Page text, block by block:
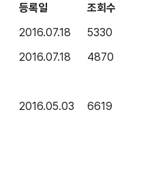
등록일
조회수
2016.07.18
5330
2016.07.18 4870
2016.05.03 6619